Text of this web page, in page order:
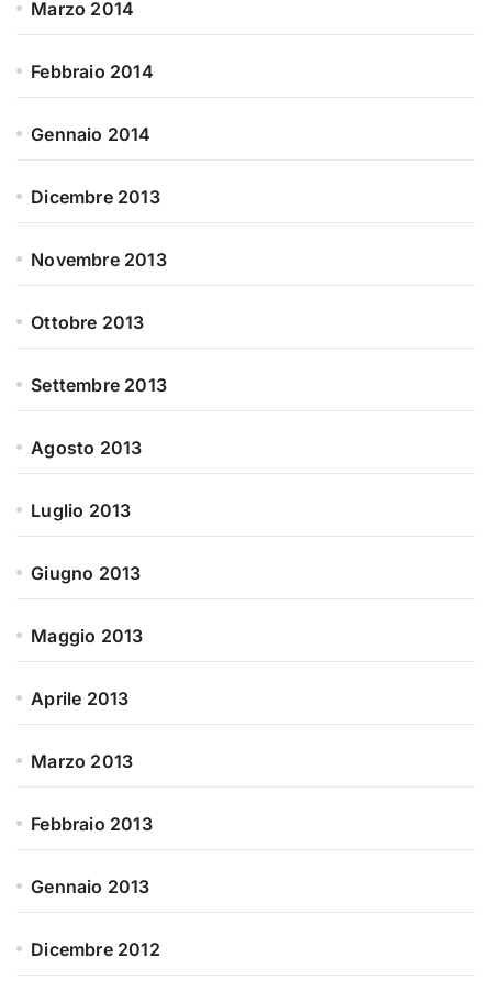
Marzo 2014
Febbraio 2014
Gennaio 2014
Dicembre 2013
Novembre 2013
Ottobre 2013
Settembre 2013
Agosto 2013
Luglio 2013
Giugno 2013
Maggio 2013
Aprile 2013
Marzo 2013
Febbraio 2013
Gennaio 2013
Dicembre 2012